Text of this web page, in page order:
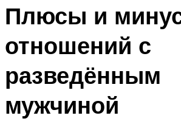
Плюсы и
отношений с
разведённым
мужчиной